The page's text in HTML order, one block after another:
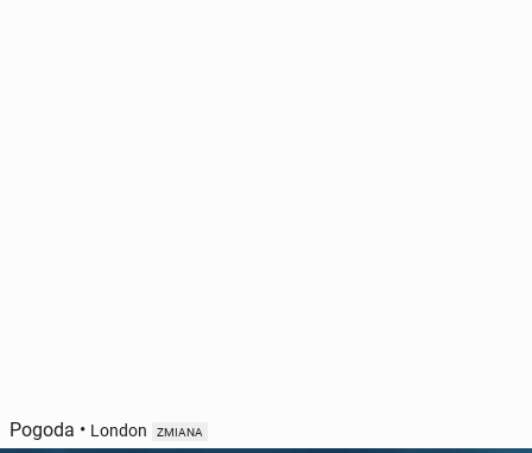
Pogoda • London ZMIANA